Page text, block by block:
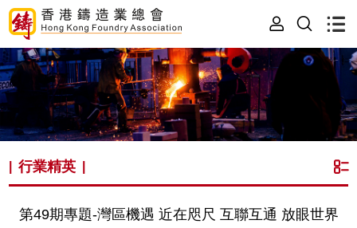
|行業精英
第49期專題-灣區機遇 近在咫尺 互聯互通 放眼世界